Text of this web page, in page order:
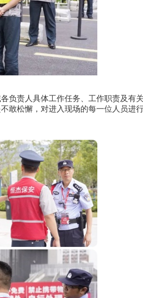
责人具体工作任务、工作职责及有
敢松懈，对进入现场的每一位人员进